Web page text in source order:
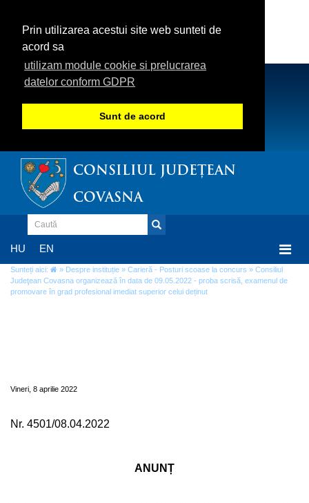
Prin utilizarea acestui site web sunteti de
acord sa
utilizam module cookie si prelucrarea
datelor conform GDPR
Sunt de acord
CONSILIUL JUDEȚEAN
COVASNA
HU EN
Sunteți aici: » Despre instituție » Carieră - Posturi scoase la concurs » Consiliul
Judeţean Covasna organizează în data de 09.05.2022 - proba scrisă, examenul de
promovare în grad profesional imediat superior celui deținut
Vineri, 8 aprilie 2022
Nr. 4501/08.04.2022
ANUNȚ